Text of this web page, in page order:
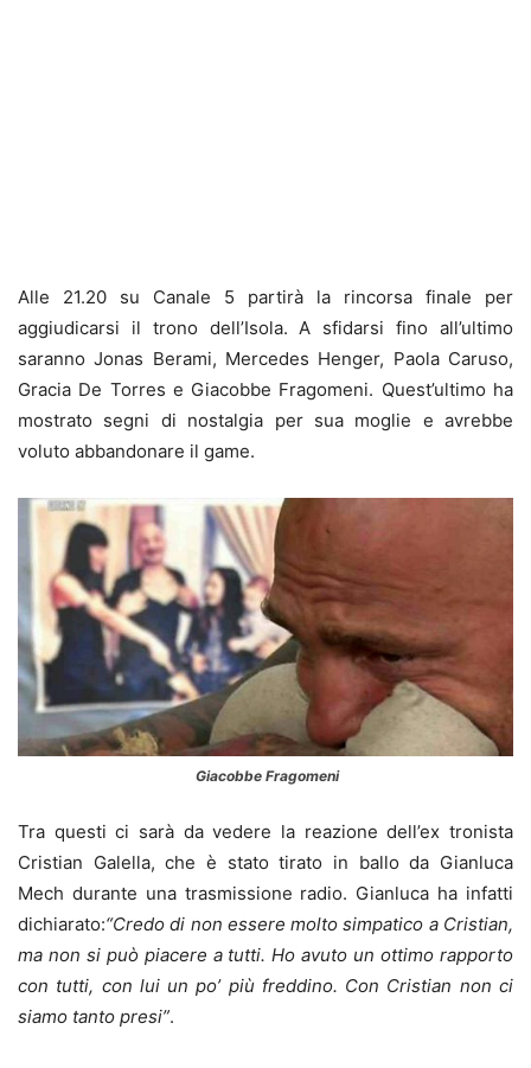
Alle 21.20 su Canale 5 partirà la rincorsa finale per
aggiudicarsi il trono dell’Isola. A sfidarsi fino all’ultimo
saranno Jonas Berami, Mercedes Henger, Paola Caruso,
Gracia De Torres e Giacobbe Fragomeni. Quest’ultimo ha
mostrato segni di nostalgia per sua moglie e avrebbe
voluto abbandonare il game.
Giacobbe Fragomeni
Tra questi ci sarà da vedere la reazione dell’ex tronista
Cristian Galella, che è stato tirato in ballo da Gianluca
Mech durante una trasmissione radio. Gianluca ha infatti
dichiarato:“Credo di non essere molto simpatico a Cristian,
ma non si può piacere a tutti. Ho avuto un ottimo rapporto
con tutti, con lui un po’ più freddino. Con Cristian non ci
siamo tanto presi”.